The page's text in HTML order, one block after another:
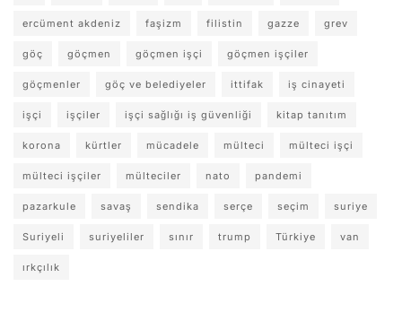
ercüment akdeniz faşizm filistin gazze grev
göç göçmen göçmen işçi göçmen işçiler
göçmenler göç ve belediyeler ittifak iş cinayeti
işçi işçiler işçi sağlığı iş güvenliği kitap tanıtım
korona kürtler mücadele mülteci mülteci işçi
mülteci işçiler mülteciler nato pandemi
pazarkule savaş sendika serçe seçim suriye
Suriyeli suriyeliler sınır trump Türkiye van
ırkçılık